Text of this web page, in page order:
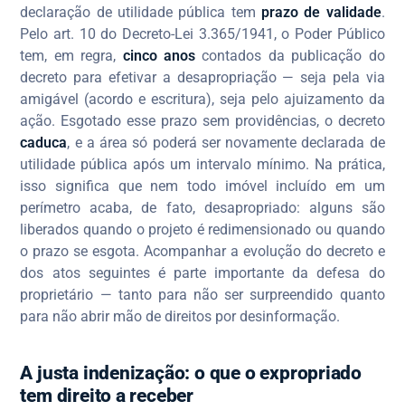
declaração de utilidade pública tem prazo de validade.
Pelo art. 10 do Decreto-Lei 3.365/1941, o Poder Público
tem, em regra, cinco anos contados da publicação do
decreto para efetivar a desapropriação — seja pela via
amigável (acordo e escritura), seja pelo ajuizamento da
ação. Esgotado esse prazo sem providências, o decreto
caduca, e a área só poderá ser novamente declarada de
utilidade pública após um intervalo mínimo. Na prática,
isso significa que nem todo imóvel incluído em um
perímetro acaba, de fato, desapropriado: alguns são
liberados quando o projeto é redimensionado ou quando
o prazo se esgota. Acompanhar a evolução do decreto e
dos atos seguintes é parte importante da defesa do
proprietário — tanto para não ser surpreendido quanto
para não abrir mão de direitos por desinformação.
A justa indenização: o que o expropriado
tem direito a receber